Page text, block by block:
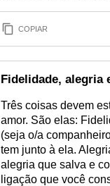
COPIAR
Fidelidade, alegria
Três coisas devem
amor. São elas:
(seja o/a
tem junto à ela.
alegria que salva e
ligação que você